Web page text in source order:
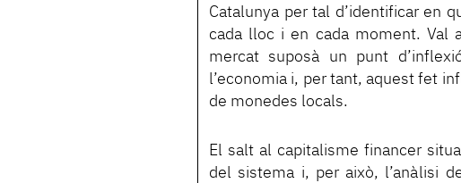
Catalunya per tal d’identificar en
cada lloc i en cada moment. Val
mercat suposà un punt
l’economia i, per tant, aquest fet
de monedes locals.
El salt al capitalisme financer
del sistema i, per això, l’anàlisi